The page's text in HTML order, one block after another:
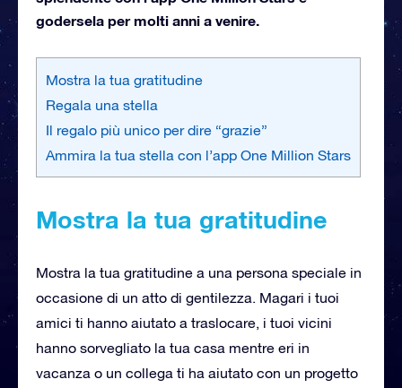
godersela per molti anni a venire.
Mostra la tua gratitudine
Regala una stella
Il regalo più unico per dire “grazie”
Ammira la tua stella con l’app One Million Stars
Mostra la tua gratitudine
Mostra la tua gratitudine a una persona speciale in
occasione di un atto di gentilezza. Magari i tuoi
amici ti hanno aiutato a traslocare, i tuoi vicini
hanno sorvegliato la tua casa mentre eri in
vacanza o un collega ti ha aiutato con un progetto